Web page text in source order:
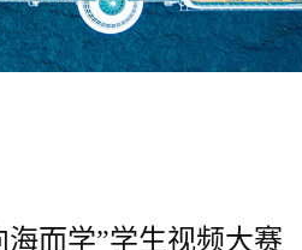
海而学”学生视频大赛